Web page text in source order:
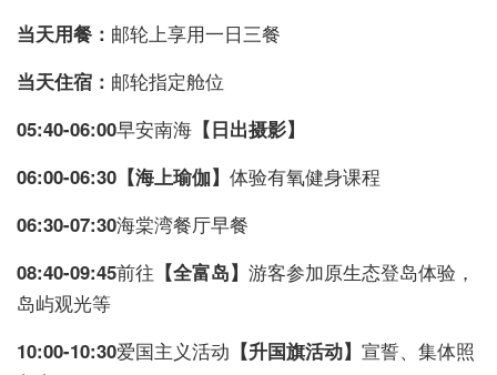
当天用餐： 邮轮上享用一日三餐
当天住宿： 邮轮指定舱位
05:40-06:00早安南海 【日出摄影】
06:00-06:30【海上瑜伽】 体验有氧健身课程
06:30-07:30海棠湾餐厅早餐
08:40-09:45前往 【全富岛】 游客参加原生态登岛体验，
岛屿观光等
10:00-10:30爱国主义活动 【升国旗活动】 宣誓、集体照